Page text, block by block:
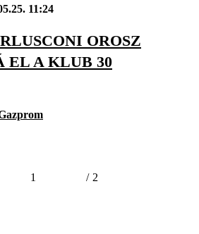
11:24
OROSZ
EL A KLUB 30
1 / 2